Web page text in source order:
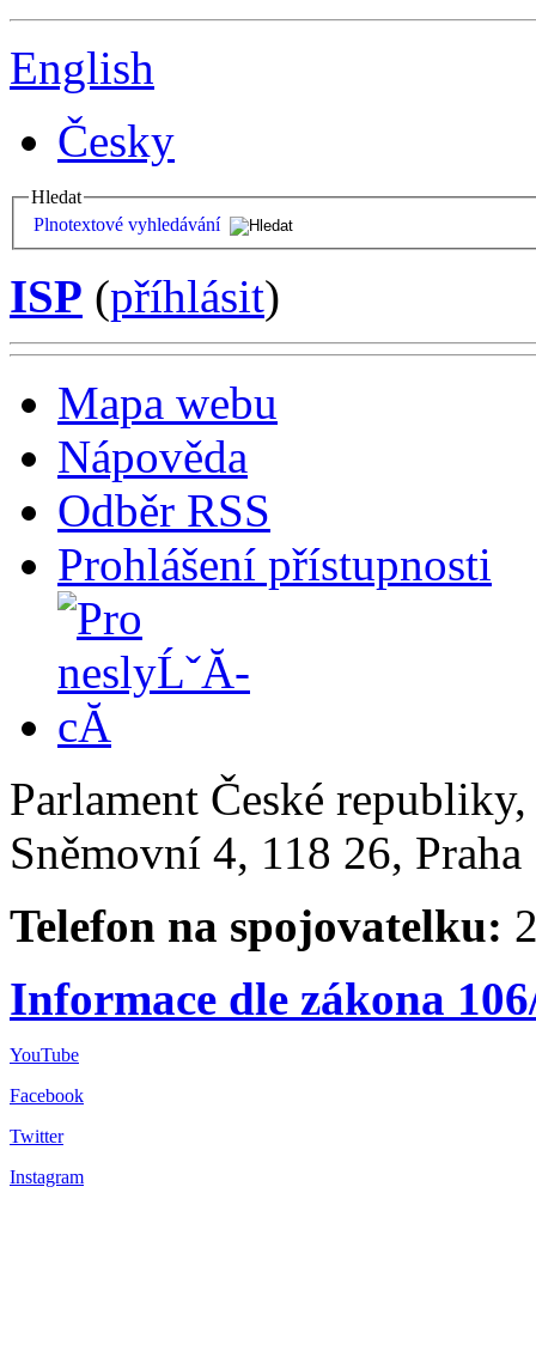
English
Česky
Hledat
Plnotextové vyhledávání
ISP (příhlásit)
Mapa webu
Nápověda
Odběr RSS
Prohlášení přístupnosti
Parlament České
Sněmovní 4, 118 26,
Telefon na spojovatelku:
Informace dle zákona
YouTube
Facebook
Twitter
Instagram